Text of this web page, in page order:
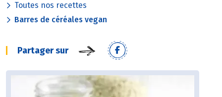
Toutes nos recettes
Barres de céréales vegan
Partager sur